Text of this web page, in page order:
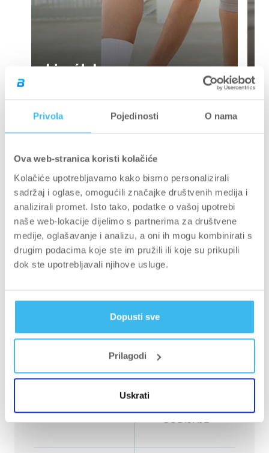
Privola Pojedinosti O nama
Ova web-stranica koristi kolačiće
Kolačiće upotrebljavamo kako bismo personalizirali
sadržaj i oglase, omogućili značajke društvenih medija i
analizirali promet. Isto tako, podatke o vašoj upotrebi
naše web-lokacije dijelimo s partnerima za društvene
medije, oglašavanje i analizu, a oni ih mogu kombinirati s
drugim podacima koje ste im pružili ili koje su prikupili
dok ste upotrebljavali njihove usluge.
Dopusti sve
Prilagodi
Uskrati
Lissák Laura
O nama BioTechUSA je od 1999. godine posvećen
podršci zdravog načina života. Uvjereni smo da
uravnotežena prehrana, redovita tjelesna aktivnost i
odgovarajući dodaci prehrani zajedno vode do postizanja
željenih fitness ciljeva. Naša misija je inspirirati milijune
diljem svijeta na svjestan, aktivan život uz pomoć našeg
gotovo tridesetogodišnjeg iskustva i visokokvalitetnih
proizvoda.
2.000+
PROIZVOD ZEMLJA
230.000
TEST GODIŠNJE